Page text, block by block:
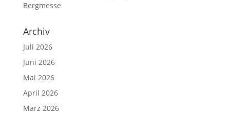
Bergmesse
Archiv
Juli 2026
Juni 2026
Mai 2026
April 2026
März 2026